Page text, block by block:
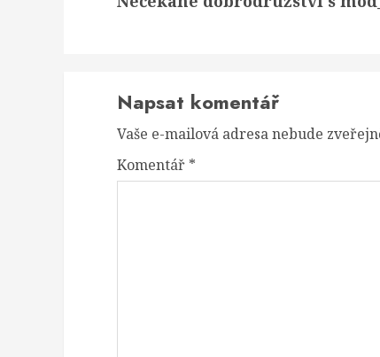
Napsat komentář
Vaše e-mailová adresa nebude
Komentář *